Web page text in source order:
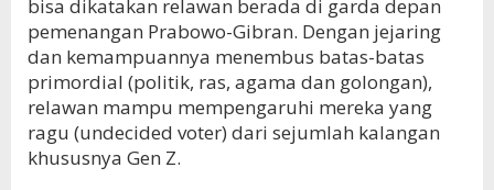
bisa dikatakan relawan berada di garda depan
pemenangan Prabowo-Gibran. Dengan jejaring
dan kemampuannya menembus batas-batas
primordial (politik, ras, agama dan golongan),
relawan mampu mempengaruhi mereka yang
ragu (undecided voter) dari sejumlah kalangan
khususnya Gen Z.